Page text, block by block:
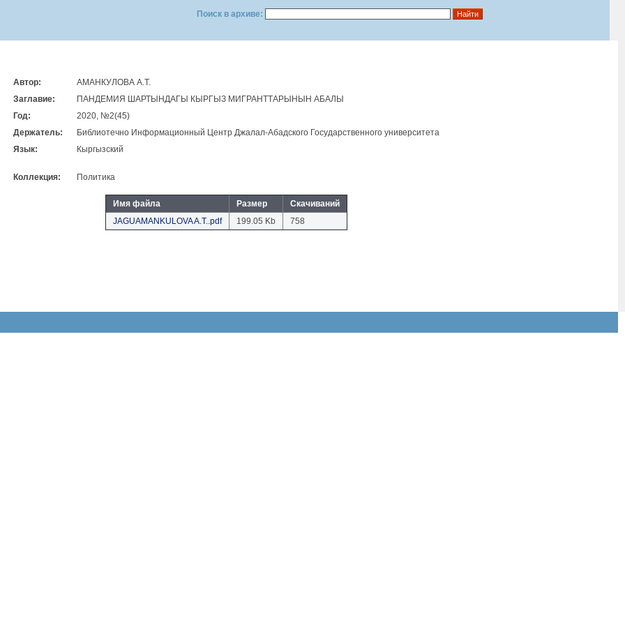
Поиск в архиве:
Автор:
АМАНКУЛОВА А.Т.
Заглавие:
ПАНДЕМИЯ ШАРТЫНДАГЫ КЫРГЫЗ МИГРАНТТАРЫНЫН АБАЛЫ
Год:
2020, №2(45)
Держатель:
Библиотечно Информационный Центр Джалал-Абадского Государственного университета
Язык:
Кыргызский
Коллекция: Политика
Имя файла Размер
Скачиваний
JAGUAMANKULOVA A.T..pdf
199.05 Kb 758